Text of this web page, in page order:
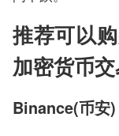
推荐可以
加密货币
Binance(币安)